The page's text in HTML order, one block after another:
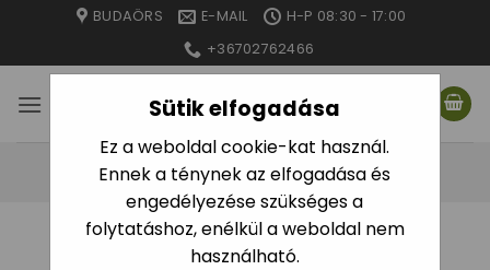
Sütik elfogadása
Ez a weboldal cookie-kat használ.
Ennek a ténynek az elfogadása és
engedélyezése szükséges a
folytatáshoz, enélkül a weboldal nem
használható.
content
BUDAÖRS E-MAIL
H-P 08:30 - 17:00
+36702762466
KEZDŐLAP / GYÁRTÓ TERMÉK / TOP TOOLS